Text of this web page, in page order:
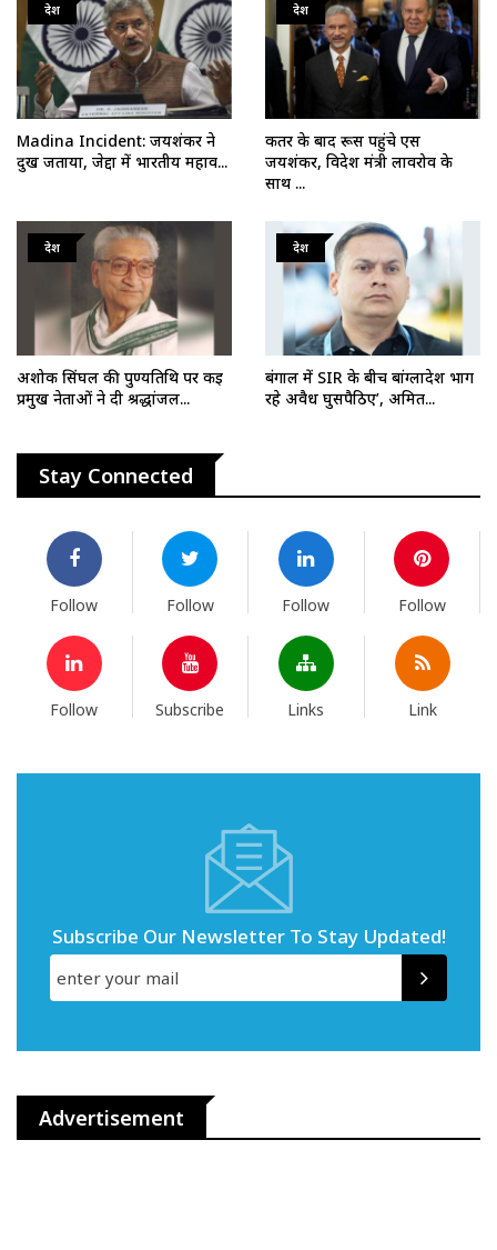
देश
Madina Incident: जयशंकर ने
दुख जताया, जेद्दा में भारतीय महाव...
देश
कतर के बाद रूस पहुंचे एस
जयशंकर, विदेश मंत्री लावरोव के
साथ ...
देश
अशोक सिंघल की पुण्यतिथि पर कई
प्रमुख नेताओं ने दी श्रद्धांजल...
देश
बंगाल में SIR के बीच बांग्लादेश भाग
रहे अवैध घुसपैठिए’, अमित...
Stay Connected
Follow Follow Follow Follow
Follow Subscribe Links Link
Subscribe Our Newsletter To Stay Updated!
Advertisement